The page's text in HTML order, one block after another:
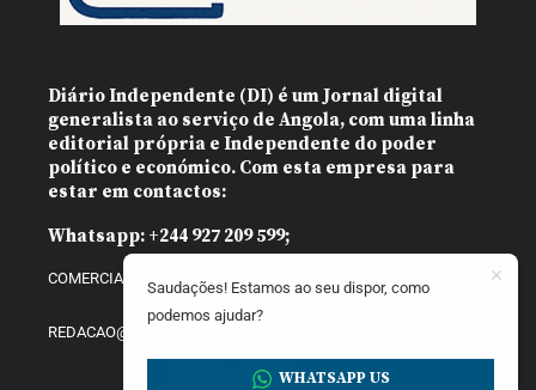
Diário Independente (DI) é um Jornal digital
generalista ao serviço de Angola, com uma linha
editorial própria e Independente do poder
político e económico. Com esta empresa para
estar em contactos:
Whatsapp: +244 927 209 599;
COMERCIAL@DIARIOINDEPENDENTE.INFO
REDACAO@DIARIOINDEPENDENTE.INFO
Saudações! Estamos ao seu dispor, como
podemos ajudar?
WHATSAPP US